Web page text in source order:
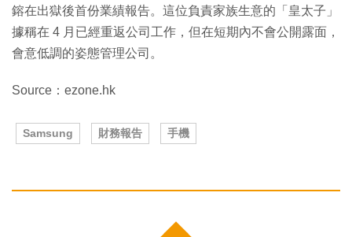
鎔在出獄後首份業績報告。這位負責家族生意的「皇太子」
據稱在 4 月已經重返公司工作，但在短期內不會公開露面，
會意低調的姿態管理公司。
Source：ezone.hk
Samsung 財務報告 手機